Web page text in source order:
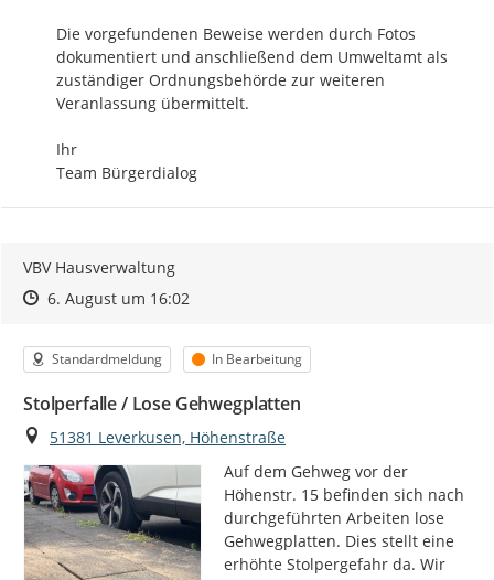
Die vorgefundenen Beweise werden durch Fotos
dokumentiert und anschließend dem Umweltamt als
zuständiger Ordnungsbehörde zur weiteren
Veranlassung übermittelt.
Ihr
Team Bürgerdialog
VBV Hausverwaltung
Zeitpunkt des Erstellens
Zeitpunkt des Erstellens
6. August um 16:02Zur Äußerung
Kategorie
Standardmeldung Status
In Bearbeitung
Stolperfalle / Lose Gehwegplatten
Ort
51381 Leverkusen, Höhenstraße
Auf dem Gehweg vor der
Höhenstr. 15 befinden sich nach
durchgeführten Arbeiten lose
Gehwegplatten. Dies stellt eine
erhöhte Stolpergefahr da. Wir